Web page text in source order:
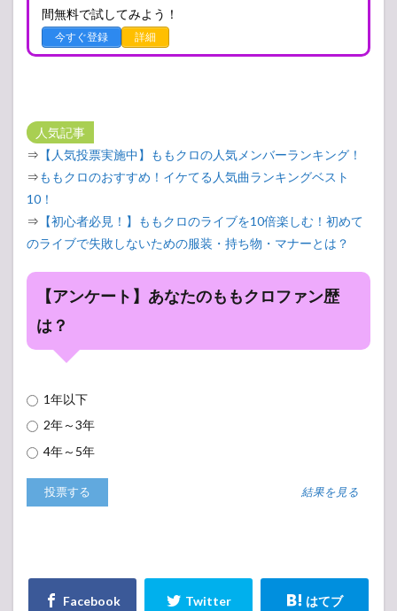
間無料で試してみよう！
今すぐ登録 詳細
人気記事
⇒ 【人気投票実施中】ももクロの人気メンバーランキング！
⇒ももクロのおすすめ！イケてる人気曲ランキングベスト
10！
⇒ 【初心者必見！】ももクロのライブを10倍楽しむ！初めて
のライブで失敗しないための服装・持ち物・マナーとは？
【アンケート】あなたのももクロファン歴
は？
1年以下
2年～3年
4年～5年
結果を見る